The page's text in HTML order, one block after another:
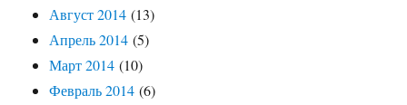
Август 2014 (13)
Апрель 2014 (5)
Март 2014 (10)
Февраль 2014 (6)